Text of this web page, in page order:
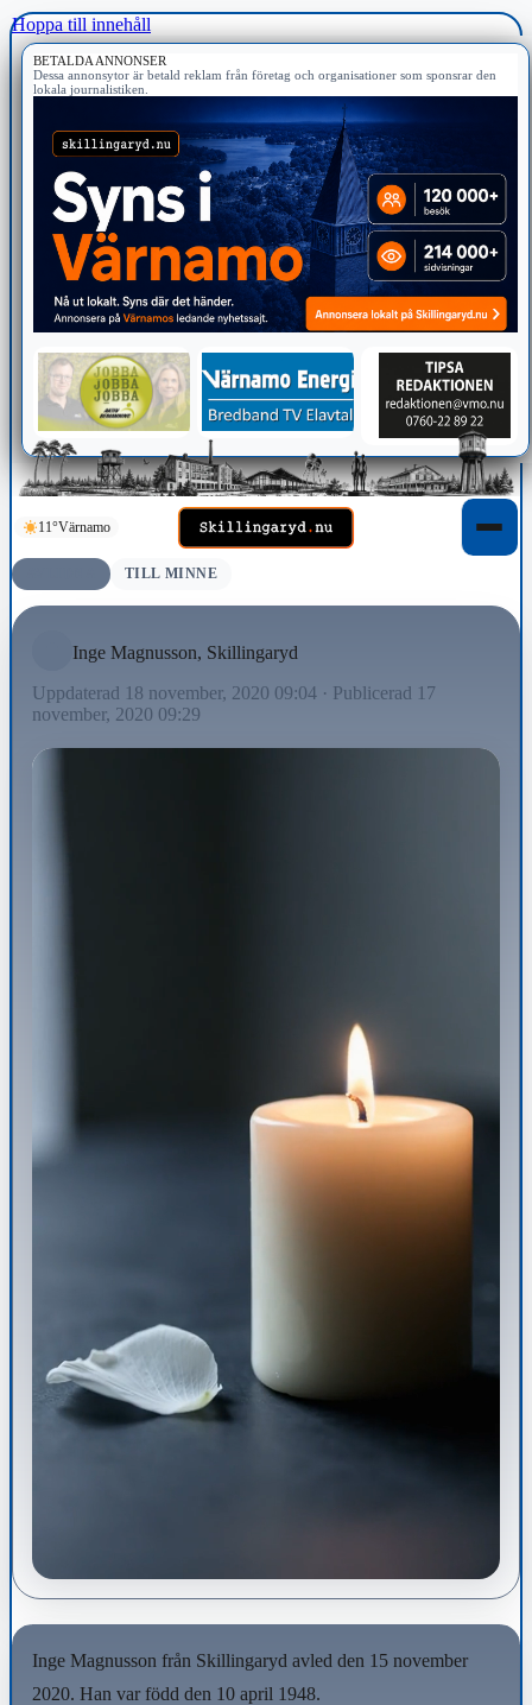
Hoppa till innehåll
BETALDA ANNONSER
Dessa annonsytor är betald reklam från företag och organisationer som sponsrar den
lokala journalistiken.
11°Värnamo
TILL MINNE
Inge Magnusson, Skillingaryd
Uppdaterad 18 november, 2020 09:04 · Publicerad 17
november, 2020 09:29
Inge Magnusson från Skillingaryd avled den 15 november
2020. Han var född den 10 april 1948.